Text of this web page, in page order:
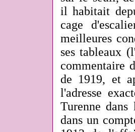
il habitait
cage
meilleures
ses tableaux
commentaire
de 1919, et
l'adresse
Turenne
dans un